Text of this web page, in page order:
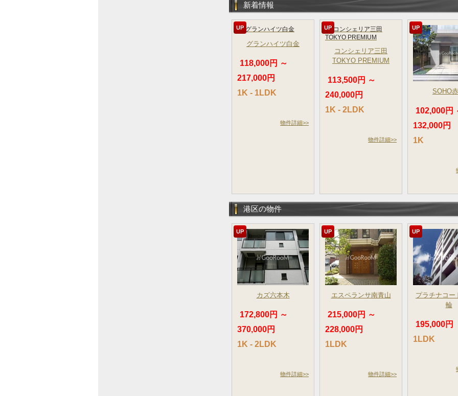
新着情報
UP
グランハイツ白金
118,000円 ～
217,000円
1K - 1LDK
物件詳細>>
UP
コンシェリア三田
TOKYO PREMIUM
113,500円 ～
240,000円
1K - 2LDK
物件詳細>>
UP
SOHO
102,000円
132,000円
1K
港区の物件
UP
カズ六本木
172,800円 ～
370,000円
1K - 2LDK
物件詳細>>
UP
エスペランサ南青山
215,000円 ～
228,000円
1LDK
物件詳細>>
UP
プラチナコー
輪
195,000円
1LDK